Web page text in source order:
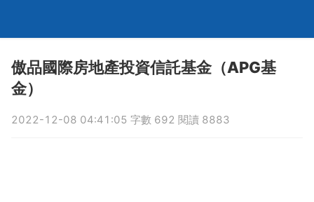
傲品國際房地產投資信託基金（APG基
金）
2022-12-08 04:41:05 字數 692 閱讀 8883